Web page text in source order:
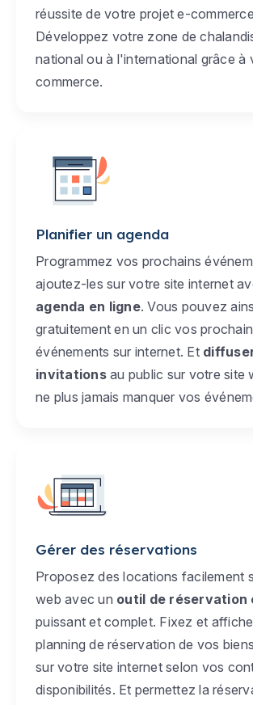
réussite de votre projet e-
Développez votre zone de
national ou à l'international grâce à
commerce.
Planifier un agenda
Programmez vos prochains
ajoutez-les sur votre site internet
agenda en ligne. Vous pouvez
gratuitement en un clic vos
événements sur internet. Et
invitationsau public sur votre site
ne plus jamais manquer vos
Gérer des réservations
Proposez des locations facilement
web avec un outil de réservation
puissant et complet. Fixez et
planning de réservation de vos
sur votre site internet selon vos
disponibilités. Et permettez la